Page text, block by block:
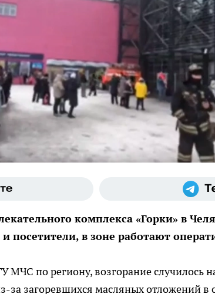
комплекса «Горки» в
посетители, в зоне работают
МЧС по региону, возгорание случилось
за загоревшихся масляных отложений в